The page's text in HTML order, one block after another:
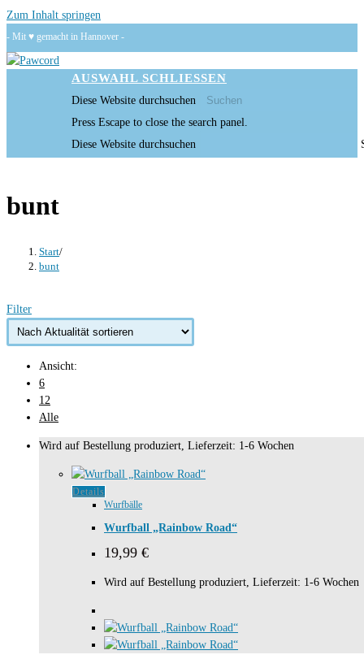
Zum Inhalt springen
- Mit ♥ gemacht in Hannover -
AUSWAHL SCHLIESSEN
Diese Website durchsuchen
Press Escape to close the search panel.
Diese Website durchsuchen
bunt
Start/
bunt
Filter
Ansicht:
6
12
Alle
Wird auf Bestellung produziert, Lieferzeit: 1-6 Wochen
Details
Wurfbälle
Wurfball „Rainbow Road“
19,99 €
Wird auf Bestellung produziert, Lieferzeit: 1-6 Wochen